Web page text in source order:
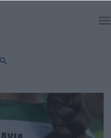
search